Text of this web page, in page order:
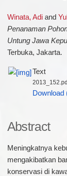
Winata, Adiand
Penanaman
Untung Jawa
Terbuka, Jakarta.
Text
Download
Abstract
Meningkatnya
mengakibatkan
konservasi di